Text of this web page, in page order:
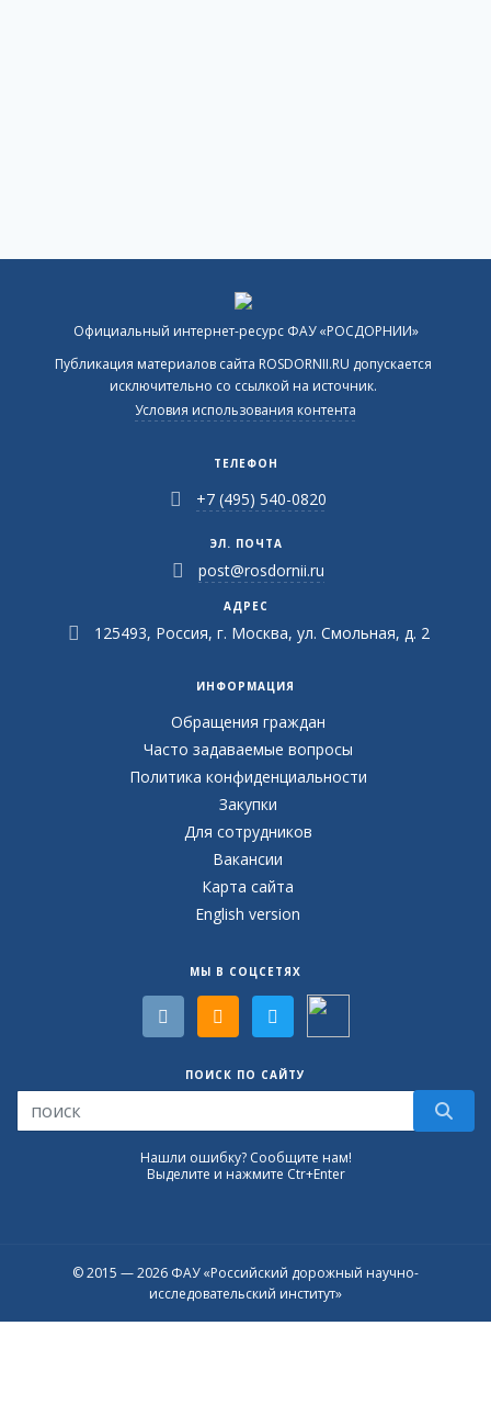
Официальный интернет-ресурс ФАУ «РОСДОРНИИ»
Публикация материалов сайта ROSDORNII.RU допускается
исключительно со ссылкой на источник.
Условия использования контента
ТЕЛЕФОН
+7 (495) 540-0820
ЭЛ. ПОЧТА
post@rosdornii.ru
АДРЕС
125493, Россия, г. Москва, ул. Смольная, д. 2
ИНФОРМАЦИЯ
Обращения граждан
Часто задаваемые вопросы
Политика конфиденциальности
Закупки
Для сотрудников
Вакансии
Карта сайта
English version
МЫ В СОЦСЕТЯХ
ПОИСК ПО САЙТУ
Нашли ошибку? Сообщите нам!
Выделите и нажмите Ctr+Enter
© 2015 — 2026 ФАУ «Российский дорожный научно-
исследовательский институт»